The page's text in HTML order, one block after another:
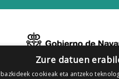
Zure datuen
cookieak eta antzeko